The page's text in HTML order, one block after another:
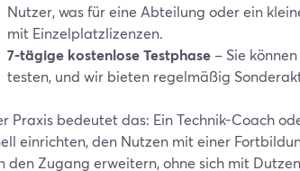
Nutzer, was für eine Abteilung oder ein
mit Einzelplatzlizenzen.
7-tägige kostenlose Testphase – Sie
testen, und wir bieten regelmäßig
Praxis bedeutet das: Ein Technik-Coach
einrichten, den Nutzen mit einer
den Zugang erweitern, ohne sich mit